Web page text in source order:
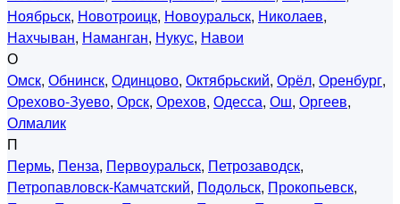
Ноябрьск, Новотроицк, Новоуральск, Николаев,
Нахчыван, Наманган, Нукус, Навои
О
Омск, Обнинск, Одинцово, Октябрьский, Орёл, Оренбург,
Орехово-Зуево, Орск, Орехов, Одесса, Ош, Оргеев,
Олмалик
П
Пермь, Пенза, Первоуральск, Петрозаводск,
Петропавловск-Камчатский, Подольск, Прокопьевск,